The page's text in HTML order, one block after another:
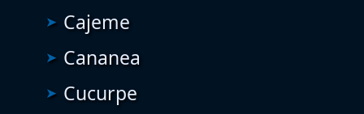
Cajeme
Cananea
Cucurpe